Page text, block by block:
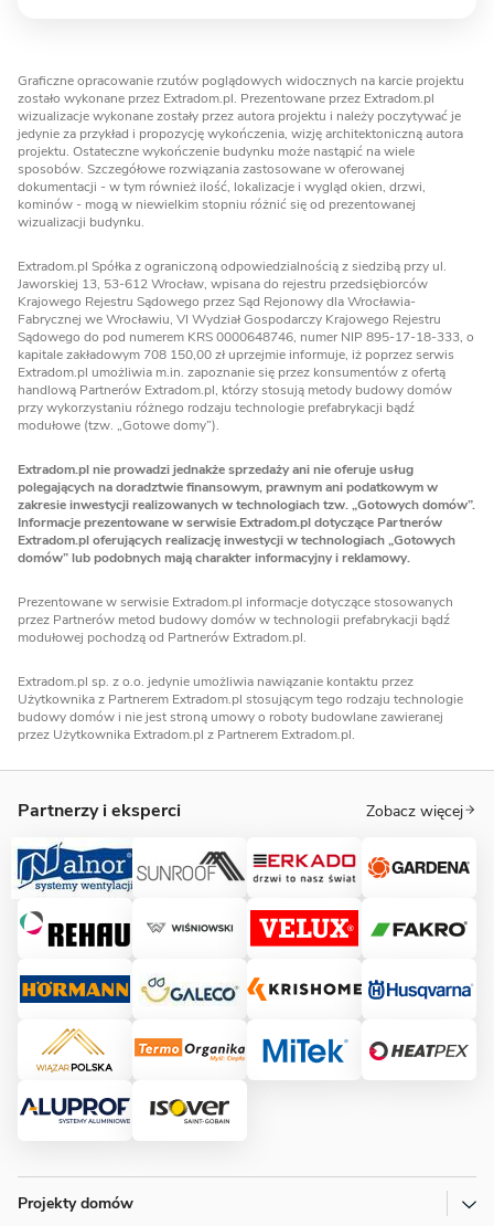
Graficzne opracowanie rzutów poglądowych widocznych na karcie projektu
zostało wykonane przez Extradom.pl. Prezentowane przez Extradom.pl
wizualizacje wykonane zostały przez autora projektu i należy poczytywać je
jedynie za przykład i propozycję wykończenia, wizję architektoniczną autora
projektu. Ostateczne wykończenie budynku może nastąpić na wiele
sposobów. Szczegółowe rozwiązania zastosowane w oferowanej
dokumentacji - w tym również ilość, lokalizacje i wygląd okien, drzwi,
kominów - mogą w niewielkim stopniu różnić się od prezentowanej
wizualizacji budynku.
Extradom.pl Spółka z ograniczoną odpowiedzialnością z siedzibą przy ul.
Jaworskiej 13, 53-612 Wrocław, wpisana do rejestru przedsiębiorców
Krajowego Rejestru Sądowego przez Sąd Rejonowy dla Wrocławia-
Fabrycznej we Wrocławiu, VI Wydział Gospodarczy Krajowego Rejestru
Sądowego do pod numerem KRS 0000648746, numer NIP 895-17-18-333, o
kapitale zakładowym 708 150,00 zł uprzejmie informuje, iż poprzez serwis
Extradom.pl umożliwia m.in. zapoznanie się przez konsumentów z ofertą
handlową Partnerów Extradom.pl, którzy stosują metody budowy domów
przy wykorzystaniu różnego rodzaju technologie prefabrykacji bądź
modułowe (tzw. „Gotowe domy”).
Extradom.pl nie prowadzi jednakże sprzedaży ani nie oferuje usług
polegających na doradztwie finansowym, prawnym ani podatkowym w
zakresie inwestycji realizowanych w technologiach tzw. „Gotowych domów”.
Informacje prezentowane w serwisie Extradom.pl dotyczące Partnerów
Extradom.pl oferujących realizację inwestycji w technologiach „Gotowych
domów” lub podobnych mają charakter informacyjny i reklamowy.
Prezentowane w serwisie Extradom.pl informacje dotyczące stosowanych
przez Partnerów metod budowy domów w technologii prefabrykacji bądź
modułowej pochodzą od Partnerów Extradom.pl.
Extradom.pl sp. z o.o. jedynie umożliwia nawiązanie kontaktu przez
Użytkownika z Partnerem Extradom.pl stosującym tego rodzaju technologie
budowy domów i nie jest stroną umowy o roboty budowlane zawieranej
przez Użytkownika Extradom.pl z Partnerem Extradom.pl.
Partnerzy i eksperci Zobacz więcej
Projekty domów